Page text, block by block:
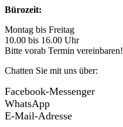
Bürozeit:
Montag bis Freitag
10.00 bis 16.00 Uhr
Bitte vorab Termin vereinbaren!
Chatten Sie mit uns über:
Facebook-Messenger
WhatsApp
E-Mail-Adresse